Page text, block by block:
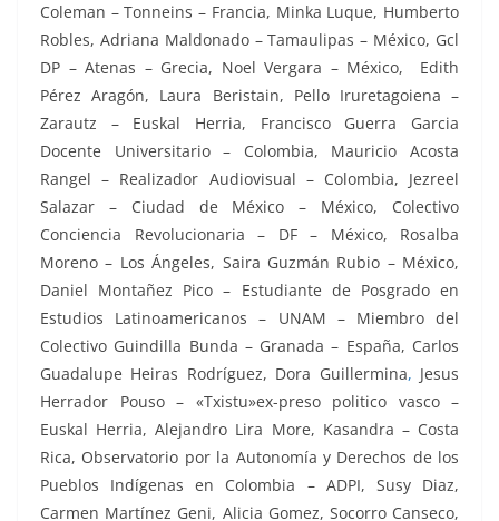
Coleman – Tonneins – Francia, Minka Luque, Humberto
Robles, Adriana Maldonado – Tamaulipas – México, Gcl
DP – Atenas – Grecia, Noel Vergara – México, Edith
Pérez Aragón, Laura Beristain, Pello Iruretagoiena –
Zarautz – Euskal Herria, Francisco Guerra Garcia
Docente Universitario – Colombia, Mauricio Acosta
Rangel – Realizador Audiovisual – Colombia, Jezreel
Salazar – Ciudad de México – México, Colectivo
Conciencia Revolucionaria – DF – México, Rosalba
Moreno – Los Ángeles, Saira Guzmán Rubio – México,
Daniel Montañez Pico – Estudiante de Posgrado en
Estudios Latinoamericanos – UNAM – Miembro del
Colectivo Guindilla Bunda – Granada – España, Carlos
Guadalupe Heiras Rodríguez, Dora Guillermina
Jesus
Herrador Pouso – «Txistu»ex-preso politico vasco –
Euskal Herria, Alejandro Lira More, Kasandra – Costa
Rica, Observatorio por la Autonomía y Derechos de los
Pueblos Indígenas en Colombia – ADPI, Susy Diaz,
Carmen Martínez Geni, Alicia Gomez, Socorro Canseco,